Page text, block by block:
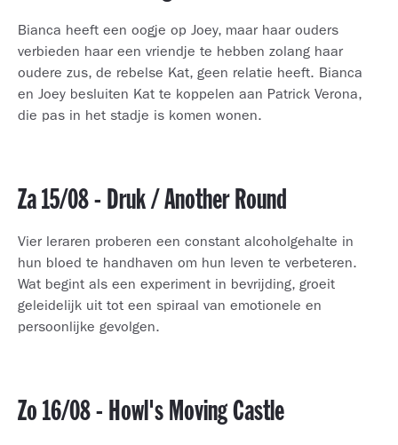
Bianca heeft een oogje op Joey, maar haar ouders
verbieden haar een vriendje te hebben zolang haar
oudere zus, de rebelse Kat, geen relatie heeft. Bianca
en Joey besluiten Kat te koppelen aan Patrick Verona,
die pas in het stadje is komen wonen.
Za 15/08 - Druk / Another Round
Vier leraren proberen een constant alcoholgehalte in
hun bloed te handhaven om hun leven te verbeteren.
Wat begint als een experiment in bevrijding, groeit
geleidelijk uit tot een spiraal van emotionele en
persoonlijke gevolgen.
Zo 16/08 - Howl's Moving Castle